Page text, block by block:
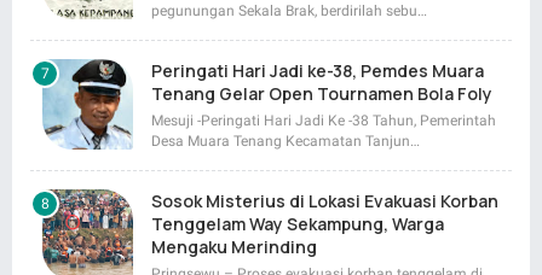
pegunungan Sekala Brak, berdirilah sebu…
Peringati Hari Jadi ke-38, Pemdes Muara
Tenang Gelar Open Tournamen Bola Foly
Mesuji -Peringati Hari Jadi Ke -38 Tahun, Pemerintah
Desa Muara Tenang Kecamatan Tanjun…
Sosok Misterius di Lokasi Evakuasi Korban
Tenggelam Way Sekampung, Warga
Mengaku Merinding